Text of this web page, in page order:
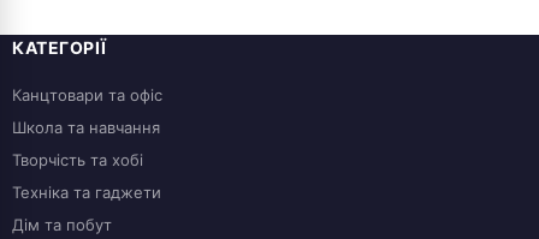
КАТЕГОРІЇ
Канцтовари та офіс
Школа та навчання
Творчість та хобі
Техніка та гаджети
Дім та побут